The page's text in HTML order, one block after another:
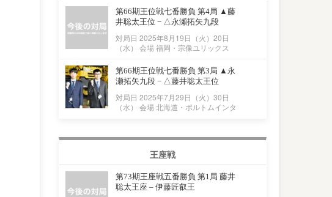
第66期王位戦七番勝負 第4局 ▲藤
井聡太王位 − △永瀬拓矢九段
対局日 2025年8月19日（火）20日
（水） 会場 福岡・宗像ユリックス
第66期王位戦七番勝負 第3局 ▲永
瀬拓矢九段 − △藤井聡太王位
対局日 2025年7月29日（火）30日
（水） 会場 北海道・ポルトムインタ
王座戦
第73期王座戦五番勝負 第1局 藤井
聡太王座 – 伊藤匠叡王